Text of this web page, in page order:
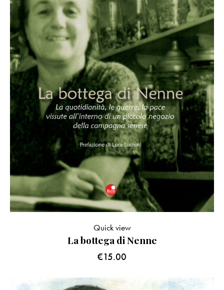
La bottega di Nenne
€15.00
Quick view